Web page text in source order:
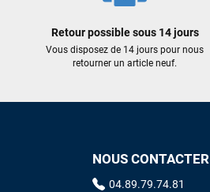
Retour possible sous 14 jours
Vous disposez de 14 jours pour nous
retourner un article neuf.
NOUS CONTACTER
04.89.79.74.81
Niveau réactivité, c’est au top :
tester ça sur l’eau ! Je
son professionnalisme et sa
jamais pensé ! Excellent conseil
Merci encore pour cette severne